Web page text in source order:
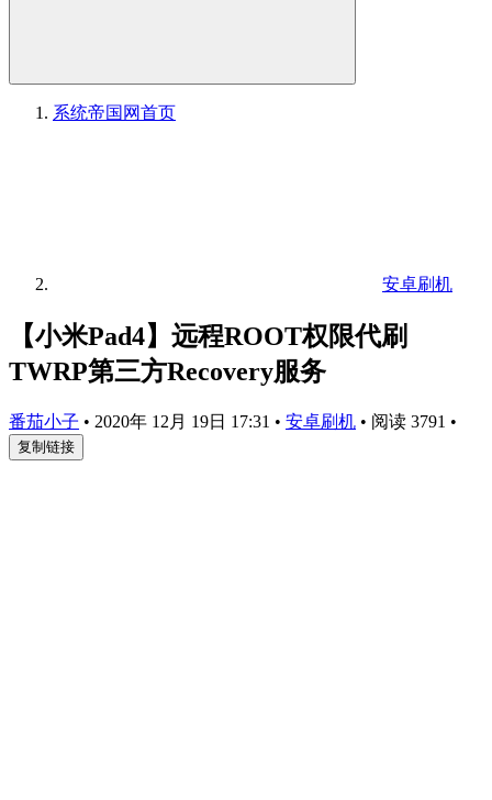
系统帝国网首页
安卓刷机
【小米Pad4】远程ROOT权限代刷
TWRP第三方Recovery服务
番茄小子 • 2020年 12月 19日 17:31 • 安卓刷机 • 阅读 3791 •
复制链接